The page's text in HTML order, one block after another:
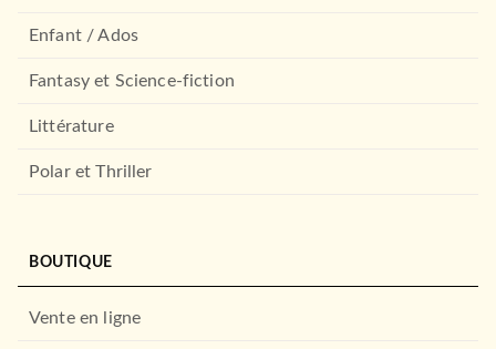
Enfant / Ados
Fantasy et Science-fiction
Littérature
Polar et Thriller
BOUTIQUE
Vente en ligne